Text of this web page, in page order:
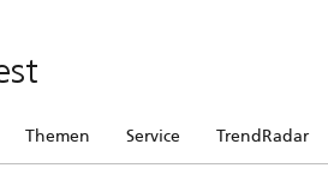
Themen Service TrendRadar